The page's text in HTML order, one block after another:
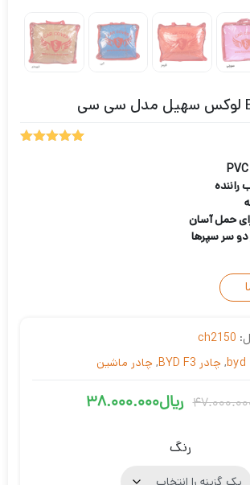
راننده
حمل آسان
سر سپرها
ch2150
byd
, چادر BYD F3 , چادر ماشین
قیمت
اصلی
ریال38.000.000قیمت
فعلی
رنگ